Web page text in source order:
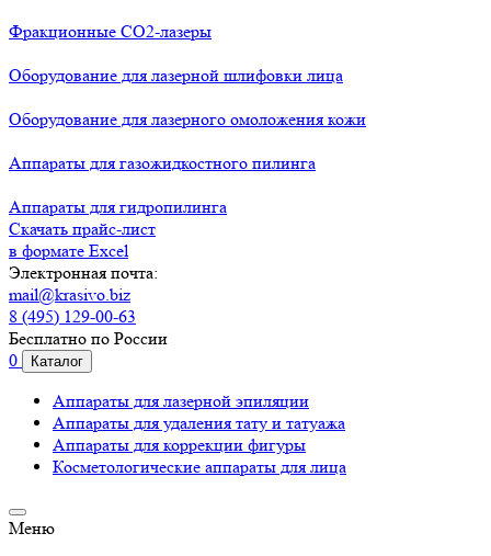
Фракционные СО2-лазеры
Оборудование для лазерной шлифовки лица
Оборудование для лазерного омоложения кожи
Аппараты для газожидкостного пилинга
Аппараты для гидропилинга
Скачать прайс-лист
в формате Excel
Электронная почта:
mail@krasivo.biz
8 (495) 129-00-63
Бесплатно по России
0
Каталог
Аппараты для лазерной эпиляции
Аппараты для удаления тату и татуажа
Аппараты для коррекции фигуры
Косметологические аппараты для лица
Меню